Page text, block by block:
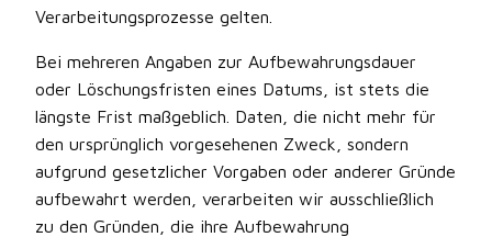
Verarbeitungsprozesse gelten.
Bei mehreren Angaben zur Aufbewahrungsdauer
oder Löschungsfristen eines Datums, ist stets die
längste Frist maßgeblich. Daten, die nicht mehr für
den ursprünglich vorgesehenen Zweck, sondern
aufgrund gesetzlicher Vorgaben oder anderer Gründe
aufbewahrt werden, verarbeiten wir ausschließlich
zu den Gründen, die ihre Aufbewahrung